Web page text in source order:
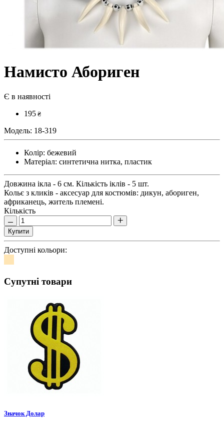
Намисто Абориген
Є в наявності
195 ₴
Модель: 18-319
Колір: бежевий
Матеріал: синтетична нитка, пластик
Довжина ікла - 6 см. Кількість іклів - 5 шт.
Кольє з кликів - аксесуар для костюмів: дикун, абориген,
африканець, житель племені.
Кількість
Купити
Доступні кольори:
Супутні товари
Значок Долар